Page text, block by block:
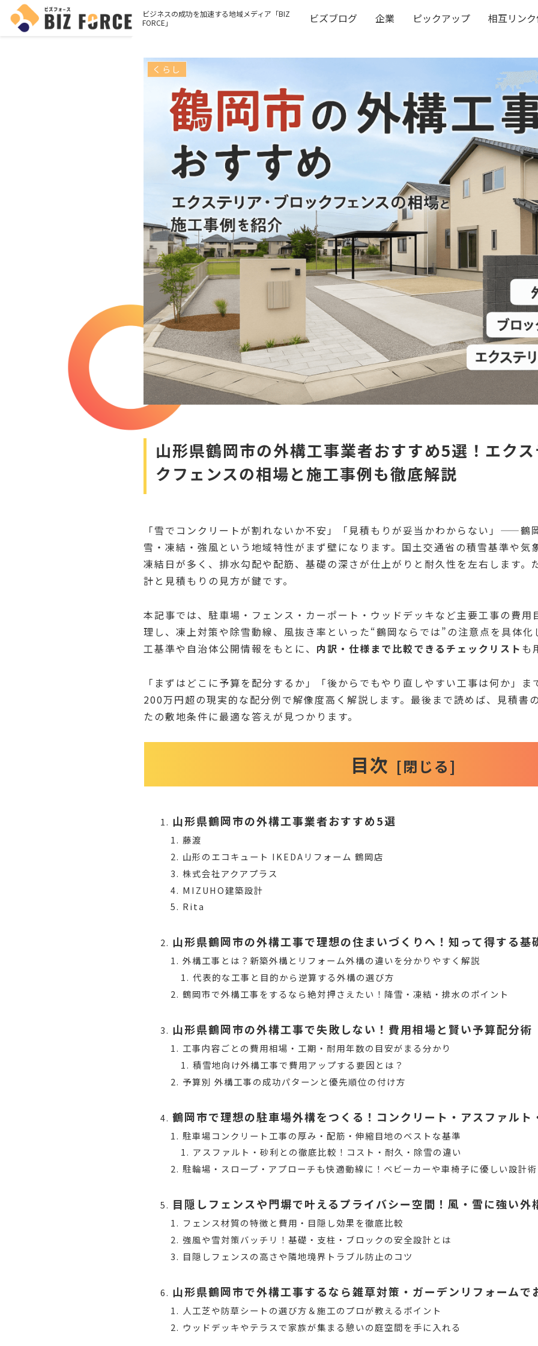
ビジネスの成功を加速する地域メディア「BIZ
FORCE」
ビズブログ 企業 ピックアップ 相互リン
山形県鶴岡市の外構工事業者おすすめ5選！エク
クフェンスの相場と施工事例も徹底解説
くらし
「雪でコンクリートが割れないか不安」「見積もりが妥当かわからない」——鶴
雪・凍結・強風という地域特性がまず壁になります。国土交通省の積雪基準や気
凍結日が多く、排水勾配や配筋、基礎の深さが仕上がりと耐久性を左右します。
計と見積もりの見方が鍵です。
本記事では、駐車場・フェンス・カーポート・ウッドデッキなど主要工事の費用
理し、凍上対策や除雪動線、風抜き率といった“鶴岡ならでは”の注意点を具体化
工基準や自治体公開情報をもとに、 内訳・仕様まで比較できるチェックリスト も
「まずはどこに予算を配分するか」「後からでもやり直しやすい工事は何か」ま
200万円超の現実的な配分例で解像度高く解説します。最後まで読めば、見積書
たの敷地条件に最適な答えが見つかります。
目次
山形県鶴岡市の外構工事業者おすすめ5選
藤渡
山形のエコキュート IKEDAリフォーム 鶴岡店
株式会社アクアプラス
MIZUHO建築設計
Rita
山形県鶴岡市の外構工事で理想の住まいづくりへ！知って得する基
外構工事とは？新築外構とリフォーム外構の違いを分かりやすく解説
代表的な工事と目的から逆算する外構の選び方
鶴岡市で外構工事をするなら絶対押さえたい！降雪・凍結・排水のポイント
山形県鶴岡市の外構工事で失敗しない！費用相場と賢い予算配分術
工事内容ごとの費用相場・工期・耐用年数の目安がまる分かり
積雪地向け外構工事で費用アップする要因とは？
予算別 外構工事の成功パターンと優先順位の付け方
鶴岡市で理想の駐車場外構をつくる！コンクリート・アスファルト
駐車場コンクリート工事の厚み・配筋・伸縮目地のベストな基準
アスファルト・砂利との徹底比較！コスト・耐久・除雪の違い
駐輪場・スロープ・アプローチも快適動線に！ベビーカーや車椅子に優しい設計術
目隠しフェンスや門塀で叶えるプライバシー空間！風・雪に強い外
フェンス材質の特徴と費用・目隠し効果を徹底比較
強風や雪対策バッチリ！基礎・支柱・ブロックの安全設計とは
目隠しフェンスの高さや隣地境界トラブル防止のコツ
山形県鶴岡市で外構工事するなら雑草対策・ガーデンリフォームで
人工芝や防草シートの選び方＆施工のプロが教えるポイント
ウッドデッキやテラスで家族が集まる憩いの庭空間を手に入れる